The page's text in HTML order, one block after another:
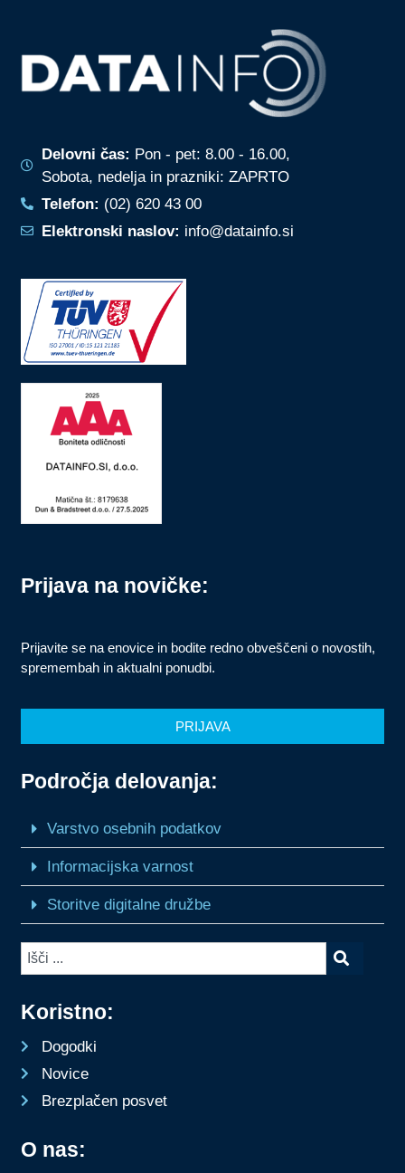
Delovni čas: Pon - pet: 8.00 - 16.00,
Sobota, nedelja in prazniki: ZAPRTO
Telefon: (02) 620 43 00
Elektronski naslov: info@datainfo.si
O nas:
Koristno:
Dogodki
Novice
Brezplačen posvet
Področja delovanja:
Varstvo osebnih podatkov
Informacijska varnost
Storitve digitalne družbe
Prijava na novičke:
Prijavite se na enovice in bodite redno obveščeni o novostih,
spremembah in aktualni ponudbi.
PRIJAVA